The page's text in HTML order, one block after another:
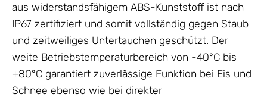
aus widerstandsfähigem ABS-Kunststoff ist nach
IP67 zertifiziert und somit vollständig gegen Staub
und zeitweiliges Untertauchen geschützt. Der
weite Betriebstemperaturbereich von -40°C bis
+80°C garantiert zuverlässige Funktion bei Eis und
Schnee ebenso wie bei direkter